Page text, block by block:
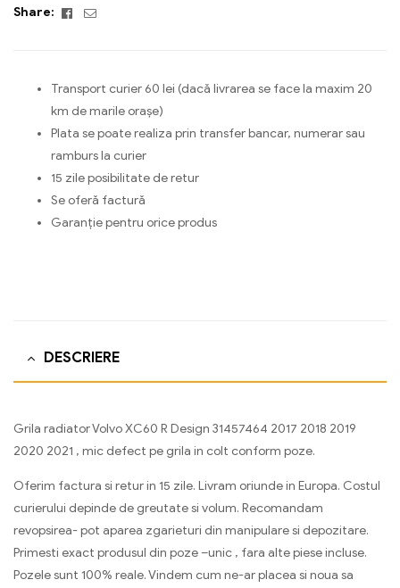
Share:
Facebook
Email
Transport curier 60 lei (dacă livrarea se face la maxim 20
km de marile orașe)
Plata se poate realiza prin transfer bancar, numerar sau
ramburs la curier
15 zile posibilitate de retur
Se oferă factură
Garanție pentru orice produs
DESCRIERE
Grila radiator Volvo XC60 R Design 31457464 2017 2018 2019
2020 2021 , mic defect pe grila in colt conform poze.
Oferim factura si retur in 15 zile. Livram oriunde in Europa. Costul
curierului depinde de greutate si volum. Recomandam
revopsirea- pot aparea zgarieturi din manipulare si depozitare.
Primesti exact produsul din poze –unic , fara alte piese incluse.
Pozele sunt 100% reale. Vindem cum ne-ar placea si noua sa